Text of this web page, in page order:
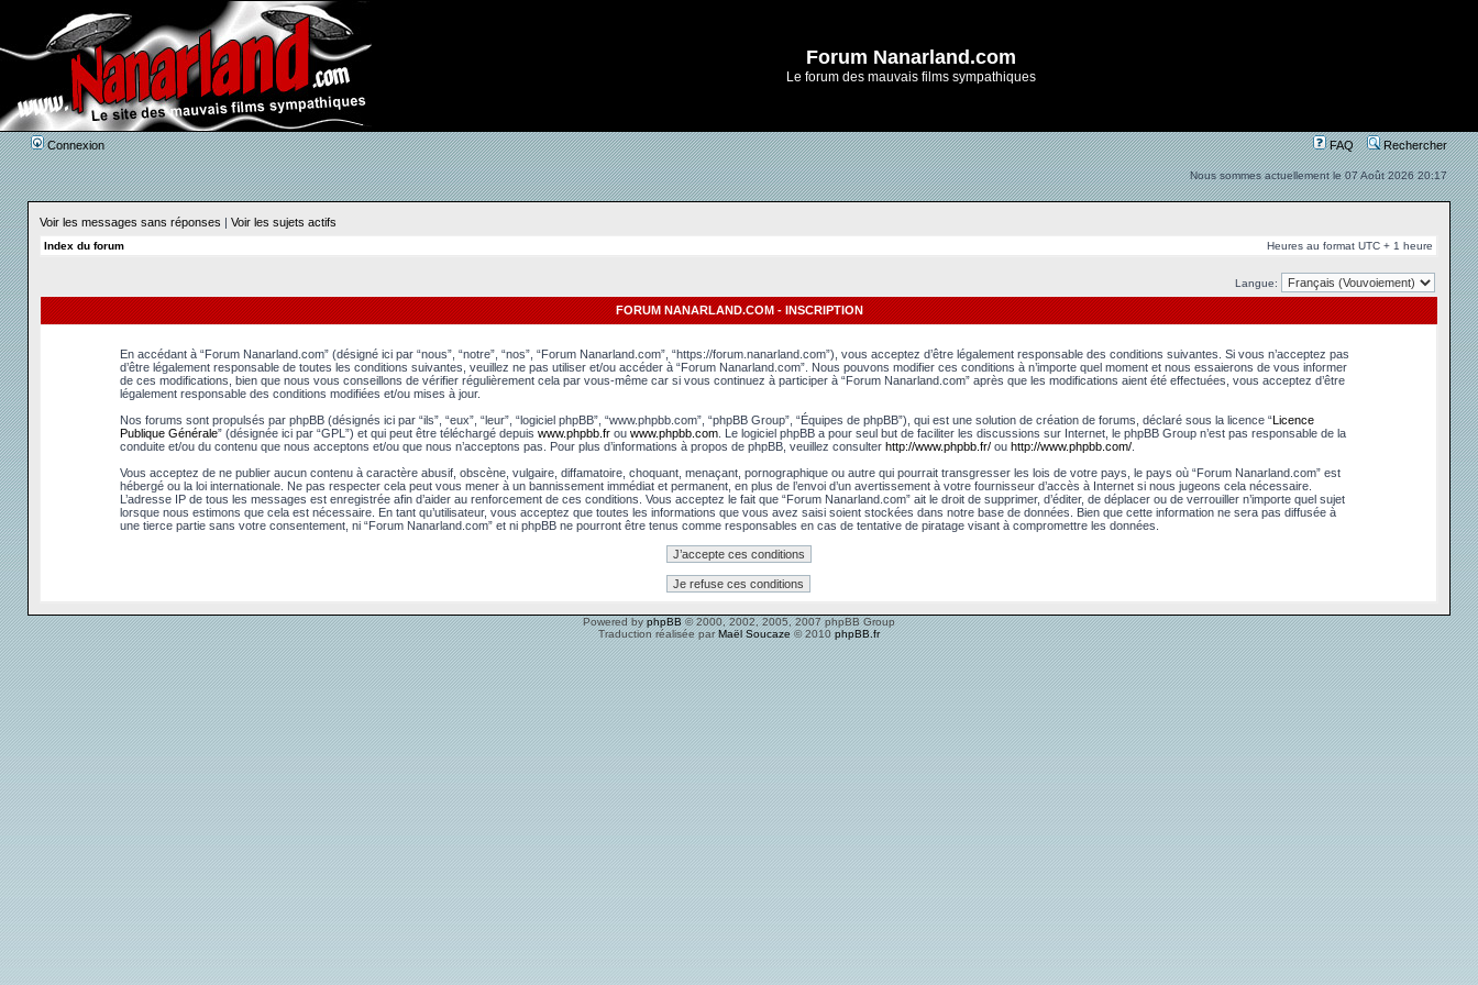
Forum Nanarland.com
Le forum des mauvais films sympathiques
Connexion FAQ Rechercher
Nous sommes actuellement le 07 Août 2026 20:17
Voir les messages sans réponses | Voir les sujets actifs
Index du forum Heures au format UTC + 1 heure
Langue:
FORUM NANARLAND.COM - INSCRIPTION
En accédant à “Forum Nanarland.com” (désigné ici par “nous”, “notre”, “nos”, “Forum Nanarland.com”, “https://forum.nanarland.com”), vous acceptez d’être légalement responsable des conditions suivantes. Si vous n’acceptez pas
d’être légalement responsable de toutes les conditions suivantes, veuillez ne pas utiliser et/ou accéder à “Forum Nanarland.com”. Nous pouvons modifier ces conditions à n’importe quel moment et nous essaierons de vous informer
de ces modifications, bien que nous vous conseillons de vérifier régulièrement cela par vous-même car si vous continuez à participer à “Forum Nanarland.com” après que les modifications aient été effectuées, vous acceptez d’être
légalement responsable des conditions modifiées et/ou mises à jour.
Nos forums sont propulsés par phpBB (désignés ici par “ils”, “eux”, “leur”, “logiciel phpBB”, “www.phpbb.com”, “phpBB Group”, “Équipes de phpBB”), qui est une solution de création de forums, déclaré sous la licence “Licence
Publique Générale” (désignée ici par “GPL”) et qui peut être téléchargé depuis www.phpbb.frou www.phpbb.com. Le logiciel phpBB a pour seul but de faciliter les discussions sur Internet, le phpBB Group n’est pas responsable de la
conduite et/ou du contenu que nous acceptons et/ou que nous n’acceptons pas. Pour plus d’informations à propos de phpBB, veuillez consulter http://www.phpbb.fr/ou http://www.phpbb.com/.
Vous acceptez de ne publier aucun contenu à caractère abusif, obscène, vulgaire, diffamatoire, choquant, menaçant, pornographique ou autre qui pourrait transgresser les lois de votre pays, le pays où “Forum Nanarland.com” est
hébergé ou la loi internationale. Ne pas respecter cela peut vous mener à un bannissement immédiat et permanent, en plus de l’envoi d’un avertissement à votre fournisseur d’accès à Internet si nous jugeons cela nécessaire.
L’adresse IP de tous les messages est enregistrée afin d’aider au renforcement de ces conditions. Vous acceptez le fait que “Forum Nanarland.com” ait le droit de supprimer, d’éditer, de déplacer ou de verrouiller n’importe quel sujet
lorsque nous estimons que cela est nécessaire. En tant qu’utilisateur, vous acceptez que toutes les informations que vous avez saisi soient stockées dans notre base de données. Bien que cette information ne sera pas diffusée à
une tierce partie sans votre consentement, ni “Forum Nanarland.com” et ni phpBB ne pourront être tenus comme responsables en cas de tentative de piratage visant à compromettre les données.
Powered byphpBB© 2000, 2002, 2005, 2007 phpBB Group
Traduction réalisée parMaël Soucaze© 2010phpBB.fr